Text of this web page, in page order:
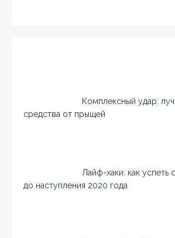
Комплексный удар:
средства от прыщей
Лайф-хаки: как успеть
до наступления 2020 года